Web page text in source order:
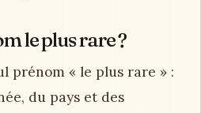
le plus rare ?
prénom « le plus rare » :
du pays et des